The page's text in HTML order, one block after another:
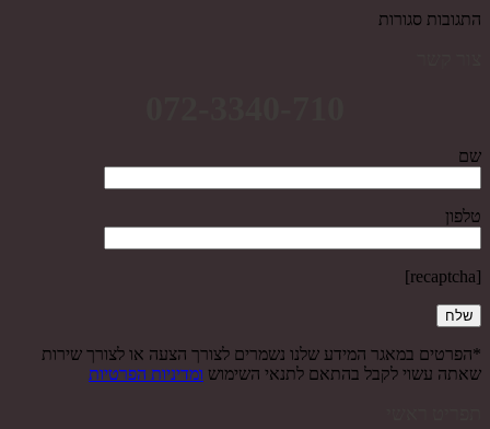
התגובות סגורות
שם
טלפון
[recaptcha]
*הפרטים במאגר המידע שלנו נשמרים לצורך הצעה או לצורך שירות
שאתה עשוי לקבל בהתאם לתנאי השימוש ומדיניות הפרטיות